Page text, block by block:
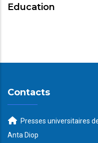
Education
Contacts
Presses universitaires
Anta Diop